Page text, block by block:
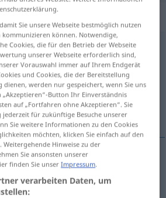
: Femininum
anklicken/antippen)
Sie unsere Webseite bestmöglich nutzen
können. Notwendige,
Cookies, die für den Betrieb der Webseite
unserer Webseite erforderlich sind,
Vorauswahl immer auf Ihrem Endgerät
und Cookies, die der Bereitstellung
dienen, werden nur gespeichert, wenn Sie uns
Button Ihr Einverständnis
auf „Fortfahren ohne Akzeptieren“. Sie
für zukünftige Besuche unserer
Sie weitere Informationen zu den Cookies
möchten, klicken Sie einfach auf den
Hinweise zu der
Sie ansonsten unserer
finden Sie unserImpressum.
verarbeiten Daten, um